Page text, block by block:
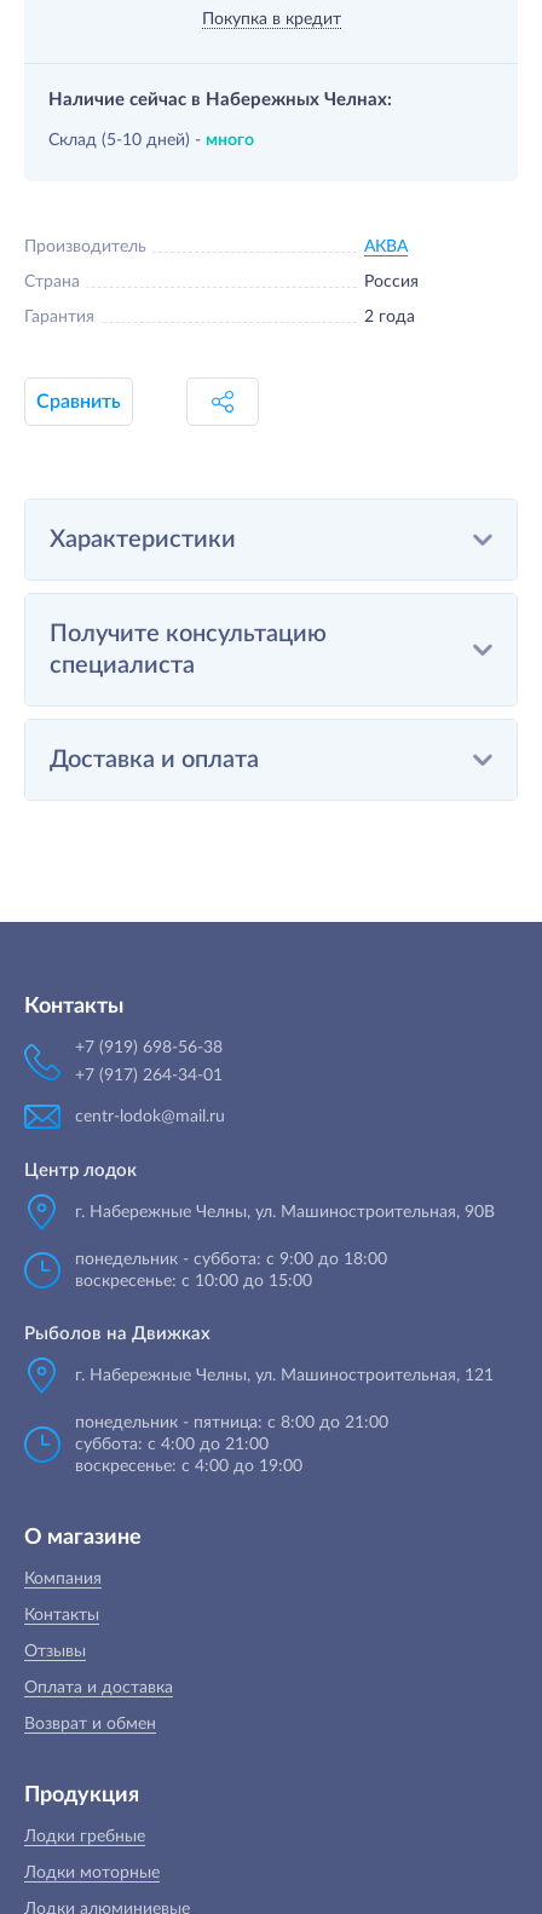
Покупка в кредит
Наличие сейчас в Набережных Челнах:
Склад (5-10 дней) - много
Производитель АКВА
Страна Россия
Гарантия 2 года
Сравнить
Характеристики
Получите консультацию
специалиста
Доставка и оплата
Контакты
+7 (919) 698-56-38
+7 (917) 264-34-01
centr-lodok@mail.ru
Центр лодок
г. Набережные Челны, ул. Машиностроительная, 90B
понедельник - суббота: с 9:00 до 18:00
воскресенье: с 10:00 до 15:00
Рыболов на Движках
г. Набережные Челны, ул. Машиностроительная, 121
понедельник - пятница: с 8:00 до 21:00
суббота: с 4:00 до 21:00
воскресенье: с 4:00 до 19:00
О магазине
Компания
Контакты
Отзывы
Оплата и доставка
Возврат и обмен
Продукция
Лодки гребные
Лодки моторные
Лодки алюминиевые